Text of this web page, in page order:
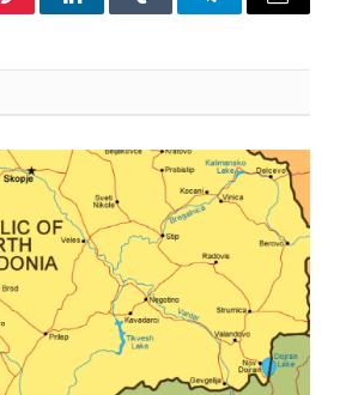
PinterestLinkedInTumblr TelegramEmail